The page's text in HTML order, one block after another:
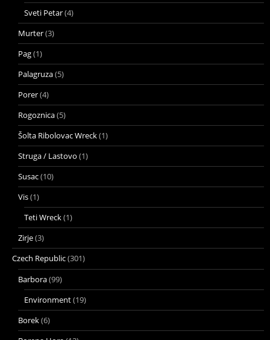
Sveti Petar(4)
Murter(3)
Pag(1)
Palagruza(5)
Porer(4)
Rogoznica(5)
Šolta Ribolovac Wreck(1)
Struga / Lastovo (1)
Susac(10)
Vis(1)
Teti Wreck(1)
Zirje(3)
Czech Republic(301)
Barbora(99)
Environment(19)
Borek(6)